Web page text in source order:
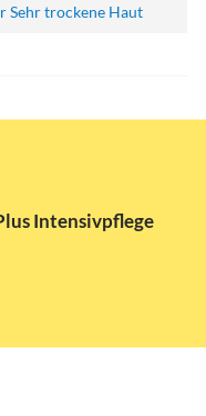
Sehr trockene Haut
Intensivpflege